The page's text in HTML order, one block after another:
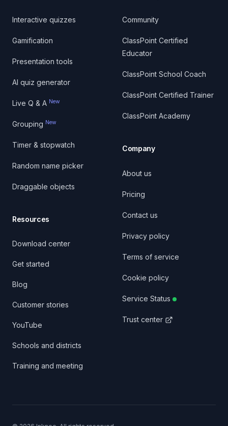
Interactive quizzes
Gamification
Presentation tools
AI quiz generator
Live Q & A New
Grouping New
Timer & stopwatch
Random name picker
Draggable objects
Resources
Download center
Get started
Blog
Customer stories
YouTube
Schools and districts
Training and meeting
Community
ClassPoint Certified
Educator
ClassPoint School Coach
ClassPoint Certified Trainer
ClassPoint Academy
Company
About us
Pricing
Contact us
Privacy policy
Terms of service
Cookie policy
Service Status
Trust center